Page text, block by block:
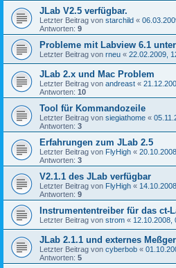
JLab V2.5 verfügbar.
Letzter Beitrag von starchild «
Antworten: 9
Probleme mit Labview 6.1
Letzter Beitrag von rneu « 22.02.2009,
JLab 2.x und Mac Problem
Letzter Beitrag von andreast «
Antworten: 10
Tool für Kommandozeile
Letzter Beitrag von siegiathome «
Antworten: 3
Erfahrungen zum JLab 2.5
Letzter Beitrag von FlyHigh «
Antworten: 3
V2.1.1 des JLab verfügbar
Letzter Beitrag von FlyHigh «
Antworten: 9
Instrumententreiber für das ct-
Letzter Beitrag von strom « 12.10.2008,
JLab 2.1.1 und externes
Letzter Beitrag von cyberbob «
Antworten: 5